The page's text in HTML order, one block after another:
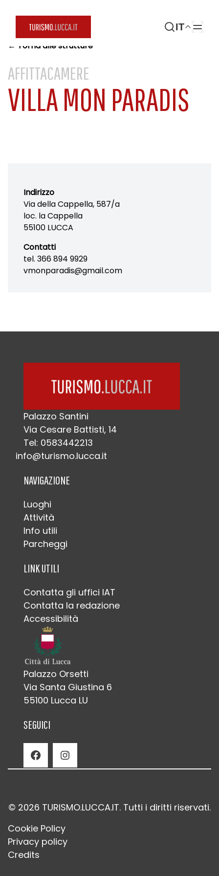
IT
← Torna alle strutture
AFFITTACAMERE
VILLA MON PARADIS
Indirizzo
Via della Cappella, 587/a
loc. la Cappella
55100 LUCCA
Contatti
tel. 366 894 9929
vmonparadis@gmail.com
Palazzo Santini
Via Cesare Battisti, 14
Tel: 0583442213
info@turismo.lucca.it
NAVIGAZIONE
Luoghi
Attività
Info utili
Parcheggi
LINK UTILI
Contatta gli uffici IAT
Contatta la redazione
Accessibilità
Palazzo Orsetti
Via Santa Giustina 6
55100 Lucca LU
SEGUICI
Facebook Instagram
© 2026 TURISMO.LUCCA.IT. Tutti i diritti riservati.
Cookie Policy
Privacy policy
Credits